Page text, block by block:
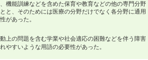
機能訓練などを含めた保育や教育などの他の専門分野
と、そのためには医療の分野だけでなく各分野に通用
があった。
上の問題を含む学業や社会適応の困難などを伴う障害
やすいような用語の必要性があった。